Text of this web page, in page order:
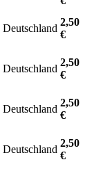
Deutschland
2,50
€
Deutschland
2,50
€
Deutschland
2,50
€
Deutschland
2,50
€